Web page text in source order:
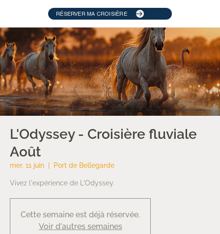
RÉSERVER MA CROISIÈRE
L'Odyssey - Croisière fluviale
Août
mer. 11 juin Port de Bellegarde
Vivez l'expérience de L'Odyssey.
Cette semaine est déjà réservée.
Voir d'autres semaines